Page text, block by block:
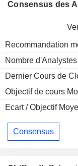
Consensus des
Recommandation
Nombre d'Analystes
Dernier Cours de
Objectif de cours
Ecart / Objectif
Consensus